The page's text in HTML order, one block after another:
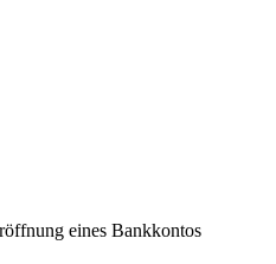
eines Bankkontos